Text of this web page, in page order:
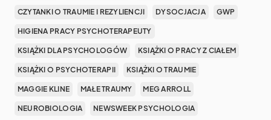
CZYTANKI O TRAUMIE I REZYLIENCJI DYSOCJACJA GWP
HIGIENA PRACY PSYCHOTERAPEUTY
KSIĄŻKI DLA PSYCHOLOGÓW KSIĄŻKI O PRACY Z CIAŁEM
KSIĄŻKI O PSYCHOTERAPII KSIĄŻKI O TRAUMIE
MAGGIE KLINE MAŁE TRAUMY MEG ARROLL
NEUROBIOLOGIA NEWSWEEK PSYCHOLOGIA